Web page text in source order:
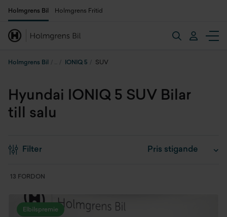
Holmgrens Bil Holmgrens Fritid
Holmgrens Bil IONIQ 5 SUV
Hyundai IONIQ 5 SUV Bilar
till salu
Filter
13 FORDON
Elbilspremie